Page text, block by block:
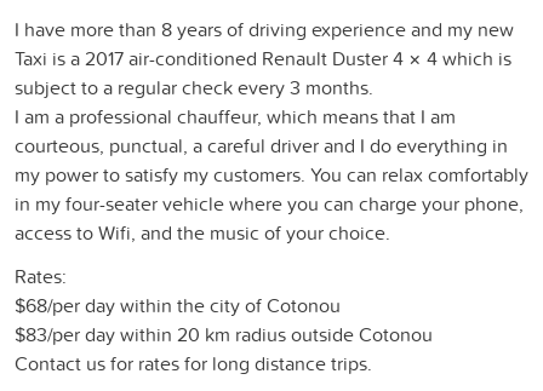
I have more than 8 years of driving experience and my new
Taxi is a 2017 air-conditioned Renault Duster 4 × 4 which is
subject to a regular check every 3 months.
I am a professional chauffeur, which means that I am
courteous, punctual, a careful driver and I do everything in
my power to satisfy my customers. You can relax comfortably
in my four-seater vehicle where you can charge your phone,
access to Wifi, and the music of your choice.
Rates:
$68/per day within the city of Cotonou
$83/per day within 20 km radius outside Cotonou
Contact us for rates for long distance trips.